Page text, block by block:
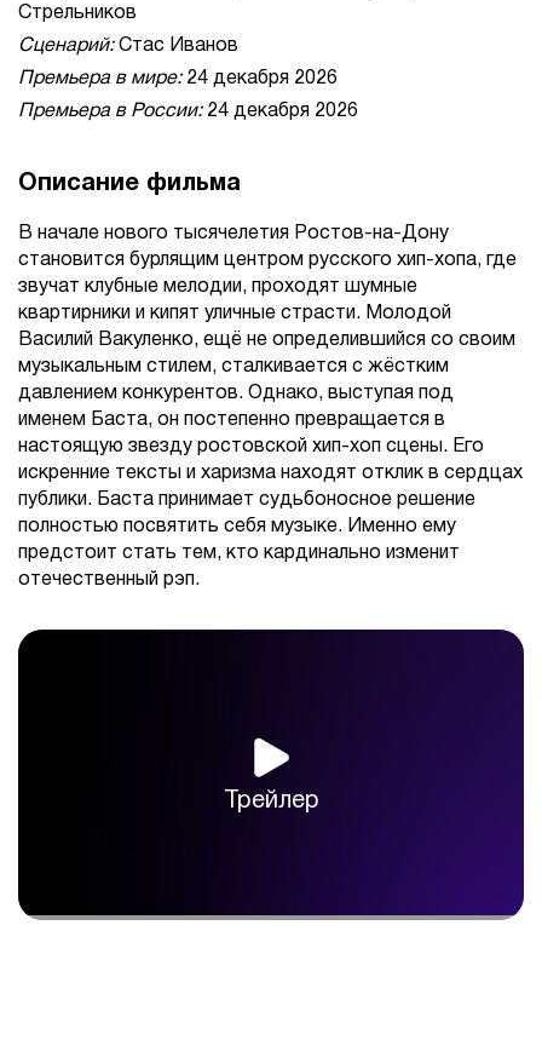
Стрельников
Сценарий:Стас Иванов
Премьера в мире:24 декабря 2026
Премьера в России:24 декабря 2026
Описание фильма
В начале нового тысячелетия Ростов-на-Дону
становится бурлящим центром русского хип-хопа, где
звучат клубные мелодии, проходят шумные
квартирники и кипят уличные страсти. Молодой
Василий Вакуленко, ещё не определившийся со своим
музыкальным стилем, сталкивается с жёстким
давлением конкурентов. Однако, выступая под
именем Баста, он постепенно превращается в
настоящую звезду ростовской хип-хоп сцены. Его
искренние тексты и харизма находят отклик в сердцах
публики. Баста принимает судьбоносное решение
полностью посвятить себя музыке. Именно ему
предстоит стать тем, кто кардинально изменит
отечественный рэп.
Трейлер